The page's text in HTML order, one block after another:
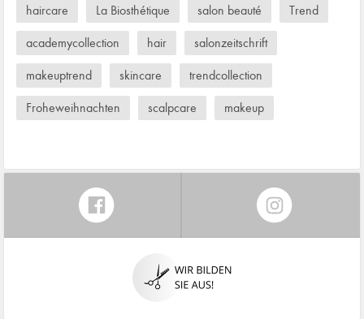
haircare La Biosthétique salon beauté Trend
academycollection hair salonzeitschrift
makeuptrend skincare trendcollection
Froheweihnachten scalpcare makeup